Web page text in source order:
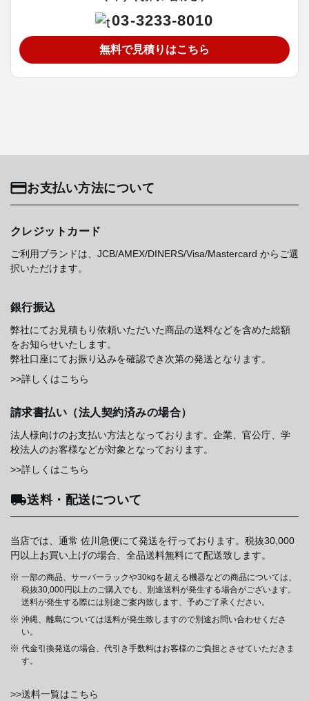
03-3233-8010
無料で見積りはこちら
お支払い方法について
クレジットカード
ご利用ブランドは、JCB/AMEX/DINERS/Visa/Mastercard からご選
択いただけます。
銀行振込
弊社にてお見積もり依頼いただいた商品の送料などを含めた総額
をお知らせいたします。
弊社口座にてお振り込みを確認でき次第の発送となります。
>>詳しくはこちら
請求書払い（法人契約済みの場合）
法人様向けのお支払い方法となっております。企業、官公庁、学
校法人のお客様などが対象となっております。
>>詳しくはこちら
送料・配送について
当店では、通常 佐川急便にて発送を行っております。税抜30,000
円以上お買い上げの場合、全品送料無料にて配送致します。
一部の商品、サーバーラックや30kgを超える機器などの商品については、
税抜30,000円以上のご購入でも、別途送料が発生する場合がございます。
送料が発生する際には別途ご案内致します、予めご了承ください。
沖縄、離島については送料が発生致しますので別途お問い合わせくださ
い。
代金引換発送の場合、代引き手数料はお客様のご負担とさせていただきま
す。
>>送料一覧はこちら